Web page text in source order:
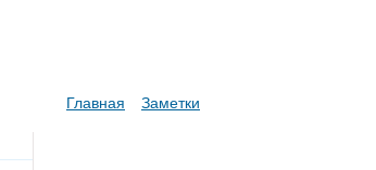
Главная Заметки